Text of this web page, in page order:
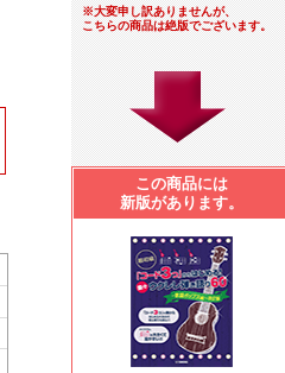
※大変申し訳ありませんが、
こちらの商品は絶版でございます。
この商品には
新版があります。